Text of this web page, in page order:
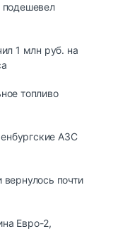
подешевел
1 млн руб. на
топливо
АЗС
почти
Евро-2,